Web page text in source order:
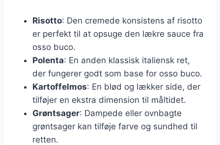
Risotto: Den cremede konsistens af risotto
er perfekt til at opsuge den lækre sauce fra
osso buco.
Polenta: En anden klassisk italiensk ret,
der fungerer godt som base for osso buco.
Kartoffelmos: En blød og lækker side, der
tilføjer en ekstra dimension til måltidet.
Grøntsager: Dampede eller ovnbagte
grøntsager kan tilføje farve og sundhed til
retten.